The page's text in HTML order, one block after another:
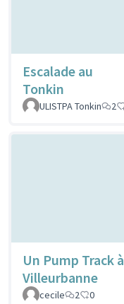
Escalade au
Tonkin
ULISTPA Tonkin
2
Un Pump Track à
Villeurbanne
cecile
2 0